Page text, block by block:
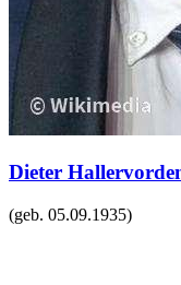
Dieter
(geb. 05.09.1935)